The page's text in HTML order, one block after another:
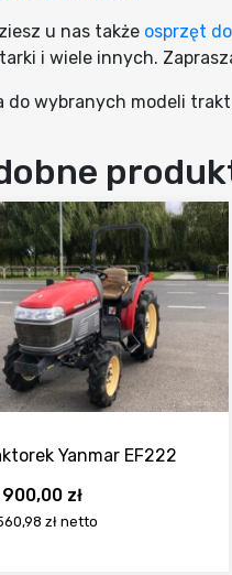
u nas także osprzęt
i wiele innych.
do wybranych modeli
Yanmar EF222
zł
zł netto